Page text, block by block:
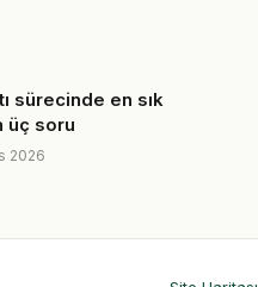
sürecinde en sık
üç soru
2026